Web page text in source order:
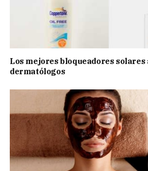
Los mejores bloqueadores solares
dermatólogos